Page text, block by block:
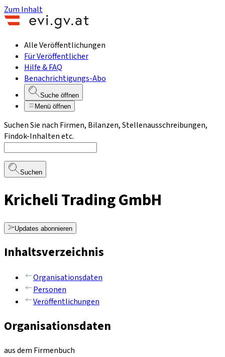
Zum Inhalt
Alle Veröffentlichungen
Für Veröffentlicher
Hilfe & FAQ
Benachrichtigungs-Abo
Suche öffnen
Menü öffnen
Suchen Sie nach Firmen, Bilanzen, Stellenausschreibungen,
Findok-Inhalten etc.
Suchen
Kricheli Trading GmbH
Updates abonnieren
Inhaltsverzeichnis
Organisationsdaten
Personen
Veröffentlichungen
Organisationsdaten
aus dem Firmenbuch